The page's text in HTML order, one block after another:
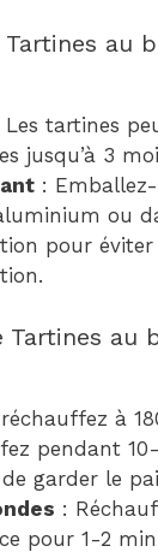
au
Les tartines
jusqu’à 3
:
ou
pour
Tartines au
à
pendant
garder le
:
pour 1-2